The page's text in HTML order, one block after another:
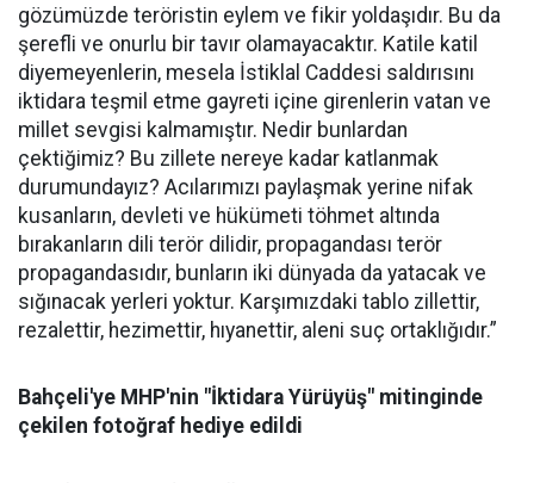
gözümüzde teröristin eylem ve fikir yoldaşıdır. Bu da
şerefli ve onurlu bir tavır olamayacaktır. Katile katil
diyemeyenlerin, mesela İstiklal Caddesi saldırısını
iktidara teşmil etme gayreti içine girenlerin vatan ve
millet sevgisi kalmamıştır. Nedir bunlardan
çektiğimiz? Bu zillete nereye kadar katlanmak
durumundayız? Acılarımızı paylaşmak yerine nifak
kusanların, devleti ve hükümeti töhmet altında
bırakanların dili terör dilidir, propagandası terör
propagandasıdır, bunların iki dünyada da yatacak ve
sığınacak yerleri yoktur. Karşımızdaki tablo zillettir,
rezalettir, hezimettir, hıyanettir, aleni suç ortaklığıdır.”
Bahçeli'ye MHP'nin "İktidara Yürüyüş" mitinginde
çekilen fotoğraf hediye edildi